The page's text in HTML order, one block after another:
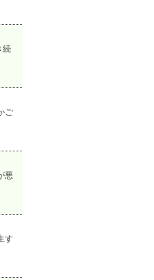
続
ご
悪
す